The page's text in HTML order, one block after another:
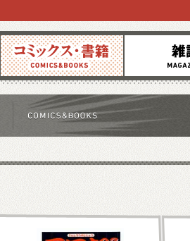
コミックス 雑誌
新刊情報